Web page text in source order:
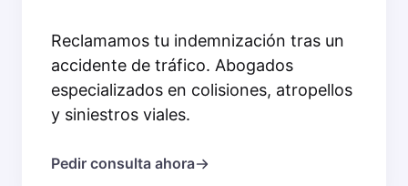
Reclamamos tu indemnización tras un
accidente de tráfico. Abogados
especializados en colisiones, atropellos
y siniestros viales.
Pedir consulta ahora